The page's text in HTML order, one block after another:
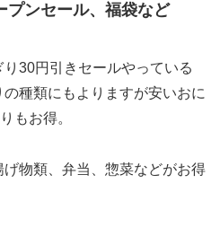
プンセール、福袋など
30円引きセールやっている
種類にもよりますが安いおに
もお得。
物類、弁当、惣菜などがお得